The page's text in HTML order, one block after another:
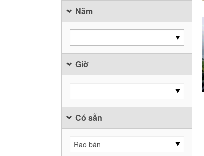
Năm
Giờ
Có sẵn